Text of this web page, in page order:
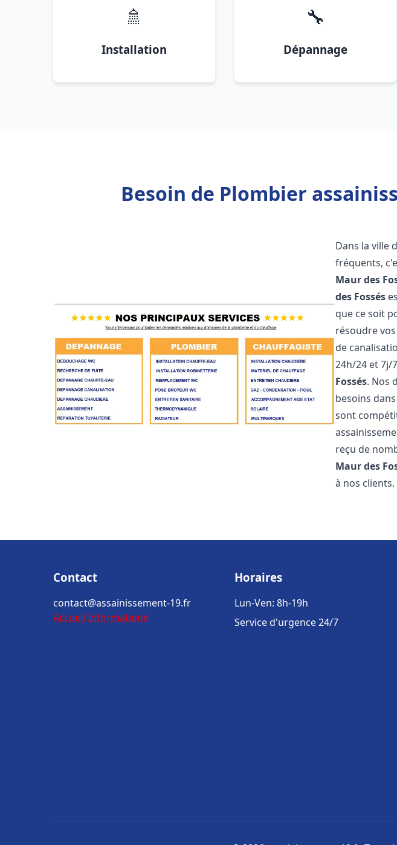
🚿
Installation
🔧
Dépannage
Besoin de Plombier
Dans la ville
fréquents,
Maur des
des Fossés
que ce soit
résoudre
de
24h/24 et 7j/
Fossés. Nos
besoins
sont
reçu de
Maur des
à nos
Contact
contact@assainissement-19.fr
Accueil Informations
Horaires
Lun-Ven: 8h-19h
Service d'urgence 24/7